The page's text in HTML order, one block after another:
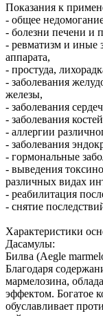
Показания к
- общее
- болезни печени и
- ревматизм и иные
аппарата,
- простуда,
- заболевания
железы,
- заболевания
- заболевания
- аллергии
- заболевания
- гормональные
- выведения
различных видах
- реабилитация
- снятие
Характеристики
Дасамулы:
Билва (Aegle
Благодаря
мармелозина,
эффектом. Богатое
обуславливает